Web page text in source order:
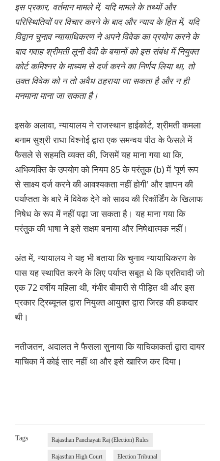
इस प्रकार, वर्तमान मामले में, यदि मामले के तथ्यों और
परिस्थितियों पर विचार करने के बाद और न्याय के हित में, यदि
विद्वान चुनाव न्यायाधिकरण ने अपने विवेक का प्रयोग करने के
बाद गवाह श्रीमती लूनी देवी के बयानों को इस संबंध में नियुक्त
कोर्ट कमिश्नर के माध्यम से दर्ज करने का निर्णय लिया था, तो
उक्त विवेक को न तो अवैध ठहराया जा सकता है और न ही
मनमाना माना जा सकता है।
इसके अलावा, न्यायालय ने राजस्थान हाईकोर्ट, श्रीमती कमला
बनाम सुश्री राधा विश्नोई द्वारा एक समन्वय पीठ के फैसले में
फैसले से सहमति व्यक्त की, जिसमें यह माना गया था कि,
अभिव्यक्ति के उपयोग को नियम 85 के परंतुक (b) में 'पूर्ण रूप
से साक्ष्य दर्ज करने की आवश्यकता नहीं होगी' और ज्ञापन की
पर्याप्तता के बारे में विवेक देने को साक्ष्य की रिकॉर्डिंग के खिलाफ
निषेध के रूप में नहीं पढ़ा जा सकता है। यह माना गया कि
परंतुक की भाषा ने इसे सक्षम बनाया और निषेधात्मक नहीं।
अंत में, न्यायालय ने यह भी बताया कि चुनाव न्यायाधिकरण के
पास यह स्थापित करने के लिए पर्याप्त सबूत थे कि प्रतिवादी जो
एक 72 वर्षीय महिला थी, गंभीर बीमारी से पीड़ित थी और इस
प्रकार ट्रिब्यूनल द्वारा नियुक्त आयुक्त द्वारा जिरह की हकदार
थी।
नतीजतन, अदालत ने फैसला सुनाया कि याचिकाकर्ता द्वारा दायर
याचिका में कोई सार नहीं था और इसे खारिज कर दिया।
Tags Rajasthan Panchayati Raj (Election) Rules
Rajasthan High Court Election Tribunal